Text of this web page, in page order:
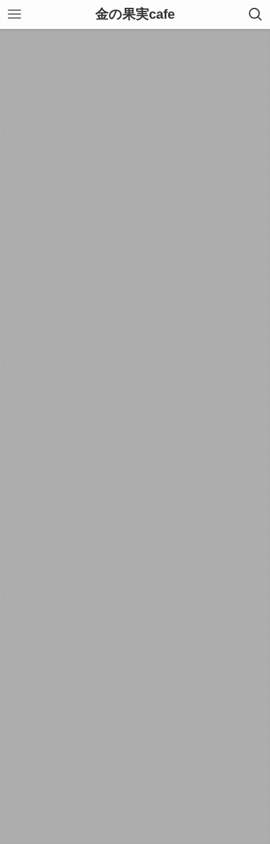
金の果実cafe